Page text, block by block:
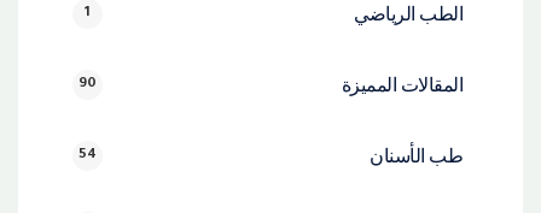
الطب الرياضي 1
المقالات المميزة 90
طب الأسنان 54